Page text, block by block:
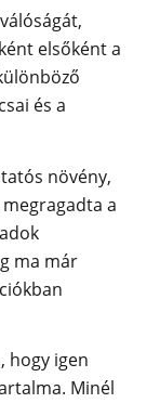
elsőként a
és a
növény,
a
ma már
hogy igen
Minél